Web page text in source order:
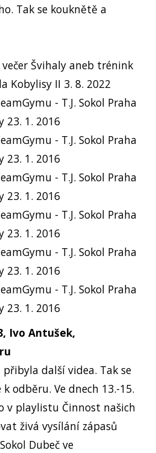
Tak se kouknětě a
večer Švihaly aneb trénink
Kobylisy II 3. 8. 2022
- T.J. Sokol Praha
23. 1. 2016
- T.J. Sokol Praha
23. 1. 2016
- T.J. Sokol Praha
23. 1. 2016
- T.J. Sokol Praha
23. 1. 2016
- T.J. Sokol Praha
23. 1. 2016
- T.J. Sokol Praha
23. 1. 2016
Ivo Antušek,
další videa. Tak se
odběru. Ve dnech 13.-15.
v playlistu Činnost našich
živá vysílání zápasů
Dubeč ve